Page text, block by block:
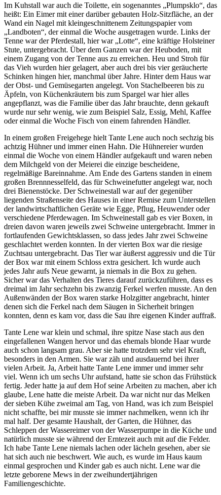
Im Kuhstall war auch die Toilette, ein sogenanntes
Plumpsklo , das
heißt: Ein Eimer mit einer darüber gebauten Holz-Sitzfläche, an der
Wand ein Nagel mit kleingeschnittenem Zeitungspapier vom
Landboten , der einmal die Woche ausgetragen wurde. Links der
Tenne war der Pferdestall, hier war Lotte , eine kräftige Holsteiner
Stute, untergebracht. Über dem Ganzen war der Heuboden, mit
einem Zugang von der Tenne aus zu erreichen. Heu und Stroh für
das Vieh wurden hier gelagert, aber auch drei bis vier geräucherte
Schinken hingen hier, manchmal über Jahre. Hinter dem Haus war
der Obst- und Gemüsegarten angelegt. Von Stachelbeeren bis zu
Äpfeln, von Küchenkräutern bis zum Spargel war hier alles
angepflanzt, was die Familie über das Jahr brauchte, denn gekauft
wurde nur sehr wenig, wie zum Beispiel Salz, Essig, Mehl, Kaffee
oder einmal die Woche Fisch von einem fahrenden Händler.
In einem großen Freigehege hielt Tante Lene auch noch sechzig bis
achtzig Hühner und immer einen Hahn. Die Hühnereier wurden
einmal die Woche von einem Händler aufgekauft und waren neben
dem Milchgeld von der Meierei die einzige bescheidene,
regelmäßige Bareinnahme. Am Ende des Gartens standen in einem
großen Brennnesselfeld, das für Schweinefutter angelegt war, noch
drei Bienenstöcke. Der Schweinestall war auf der gegenüber
liegenden Straßenseite des Hauses in einer Remise zum Unterstellen
der landwirtschaftlichen Geräte wie Egge, Pflug, Heuwender oder
verschiedene Pferdewagen. Im Schweinestall gab es vier Boxen, in
dreien davon waren jeweils zwei Schweine untergebracht. Immer in
fortlaufenden Gewichtsklassen, so dass jedes Jahr zwei Schweine
geschlachtet werden konnten. In der vierten Box war die riesige
Zuchtsau untergebracht. Das Tier war äußerst aggressiv und die Tür
der Box war mit einem Schloss extra gesichert. Ich wurde auch
jedes Jahr aufs Neue gewarnt, ja niemals in die Box zu gehen.
Sicher war das Verhalten des Tieres darauf zurückzuführen, dass es
dreimal im Jahr sechzehn bis zwanzig Ferkel werfen musste. An den
Außenwänden der Box waren starke Holzgitter angebracht, hinter
denen sich die Ferkel nach dem Säugen in Sicherheit bringen
konnten, denn es kam vor, dass die Sau ihre eigenen Kinder auffraß.
Tante Lene war klein und schmal, ihre spitze Nase stach aus den
eingefallenen Wangen hervor und das ehemals blonde Haar wurde
auch schon langsam grau. Aber sie hatte trotzdem sehr viel Kraft,
besonders in den Armen. Sie war zäh und ausdauernd bei ihrer
vielen Arbeit. Ja, Arbeit hatte Tante Lene immer und immer sehr
viel. Wenn ich um sechs Uhr aufstand, hatte sie schon das Frühstück
fertig. Jeder hatte ja auf dem Hof seine Arbeiten zu machen, aber ich
glaube, Lene hatte die meiste Arbeit. Da war nicht nur das Melken
der sieben Kühe zweimal am Tag, von Hand, was ich zum Beispiel
nicht schaffte, bei mir musste sie immer nachmelken, wenn ich ihr
mal half. Der gesamte Haushalt, der Garten, die Hühner, das
Schleppen der Wassereimer von der Wasserpumpe in die Küche und
natürlich musste sie während der Erntezeit auch mit auf die Felder.
Ich habe Tante Lene niemals lachen oder lächeln gesehen, aber sie
hat sich auch nie beschwert. Wie auch, es wurde im Haus kaum
einmal gesprochen und Kinder gab es auch nicht. Lene war die
letzte geborene Mews in der zweihundertjährigen
Familiengeschichte.